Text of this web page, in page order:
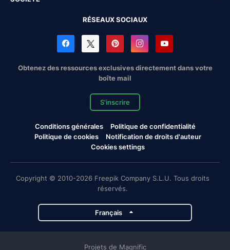
RÉSEAUX SOCIAUX
Obtenez des ressources exclusives directement dans votre
boîte mail
S'inscrire
Conditions générales
Politique de confidentialité
Politique de cookies
Notification de droits d'auteur
Cookies settings
Copyright © 2010-2026 Freepik Company S.L.U. Tous droits
réservés.
Français
Projets de Magnific